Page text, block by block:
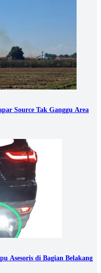
Source Tak Ganggu Area
Asesoris di Bagian Belakang